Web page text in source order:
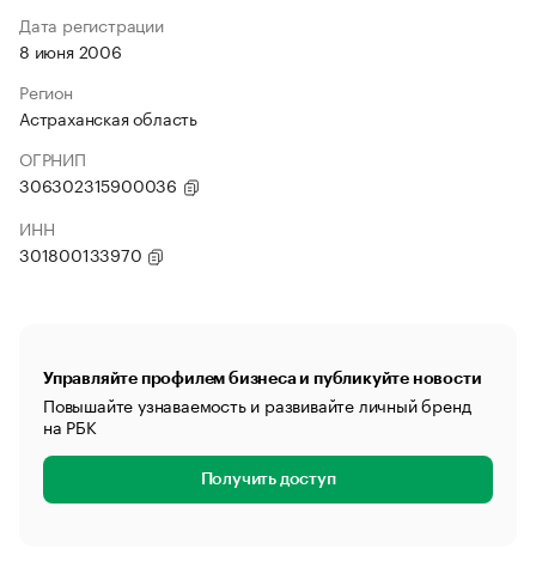
Дата регистрации
8 июня 2006
Регион
Астраханская область
ОГРНИП
306302315900036
ИНН
301800133970
Управляйте профилем бизнеса и публикуйте новости
Повышайте узнаваемость и развивайте личный бренд
на РБК
Получить доступ